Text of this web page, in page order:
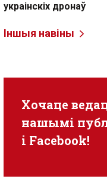
украінскіх дронаў
Іншыя навіны
Хочаце
нашымі
i Facebook!